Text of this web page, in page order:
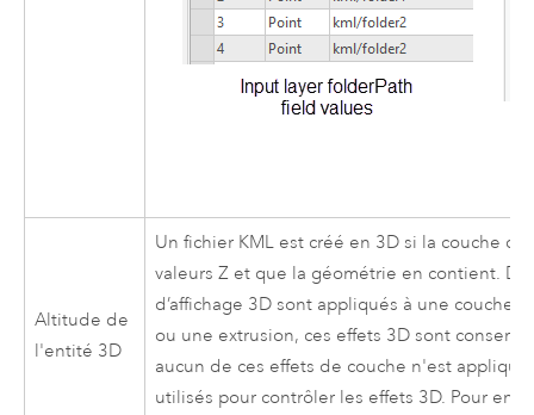
Altitude de
l'entité 3D
Un fichier KML est créé en 3D si la couche
valeurs Z et que la géométrie en contient.
d’affichage 3D sont appliqués à une
ou une extrusion, ces effets 3D sont
aucun de ces effets de couche n'est
utilisés pour contrôler les effets 3D. Pour en